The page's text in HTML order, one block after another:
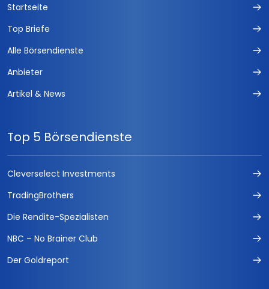
Alpha Strategie
FUCHS-DEVISEN
Forex Trading Signale
FUCHS-KAPITALANLAGEN
DAX Index Daytrading
Aktionärsbrief
Der Parseval
Startseite
Top Briefe
Alle Börsendienste
Anbieter
Artikel & News
Top 5 Börsendienste
Cleverselect Investments
TradingBrothers
Die Rendite-Spezialisten
NBC – No Brainer Club
Der Goldreport